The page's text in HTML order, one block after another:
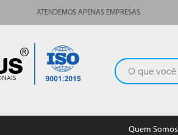
ATENDEMOS APENAS EMPRESAS
Quem Somos